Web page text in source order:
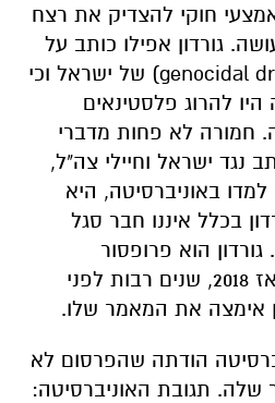
חוקי להצדיק את רצח
גורדון אפילו כותב על
genocidal) של ישראל וכי
להרוג פלסטינאים
חמורה לא פחות מדברי
נגד ישראל וחיילי צה"ל,
באוניברסיטה, היא
בכלל איננו חבר סגל
גורדון הוא פרופסור
באוניברסיטת לונדון מאז 2018, שנים רבות לפני
אימצה את המאמר שלו.
הודתה שהפרסום לא
שלה. תגובת האוניברסיטה: